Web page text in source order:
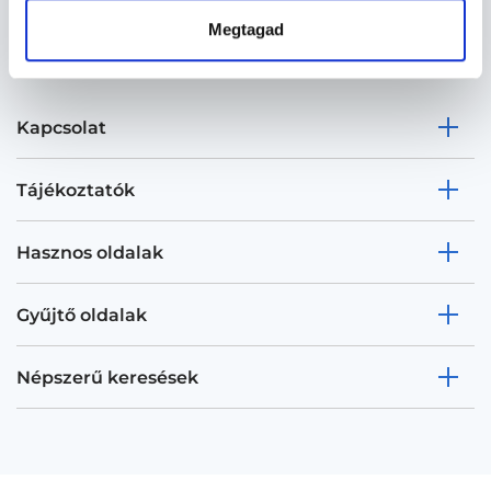
Megtagad
Kapcsolat
Tájékoztatók
Hasznos oldalak
Gyűjtő oldalak
Népszerű keresések